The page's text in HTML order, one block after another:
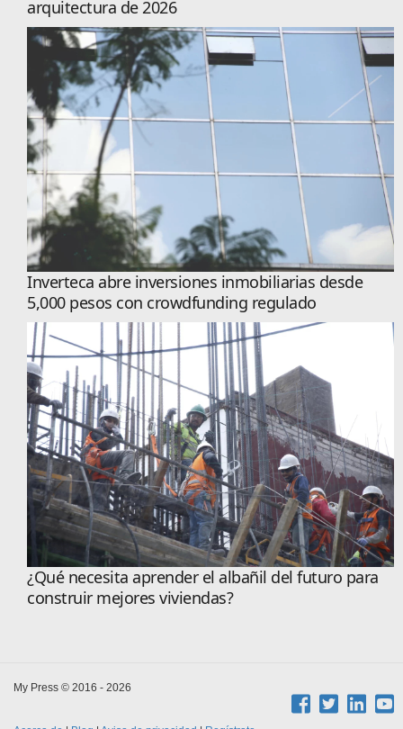
arquitectura de 2026
Inverteca abre inversiones inmobiliarias desde
5,000 pesos con crowdfunding regulado
¿Qué necesita aprender el albañil del futuro para
construir mejores viviendas?
My Press © 2016 - 2026